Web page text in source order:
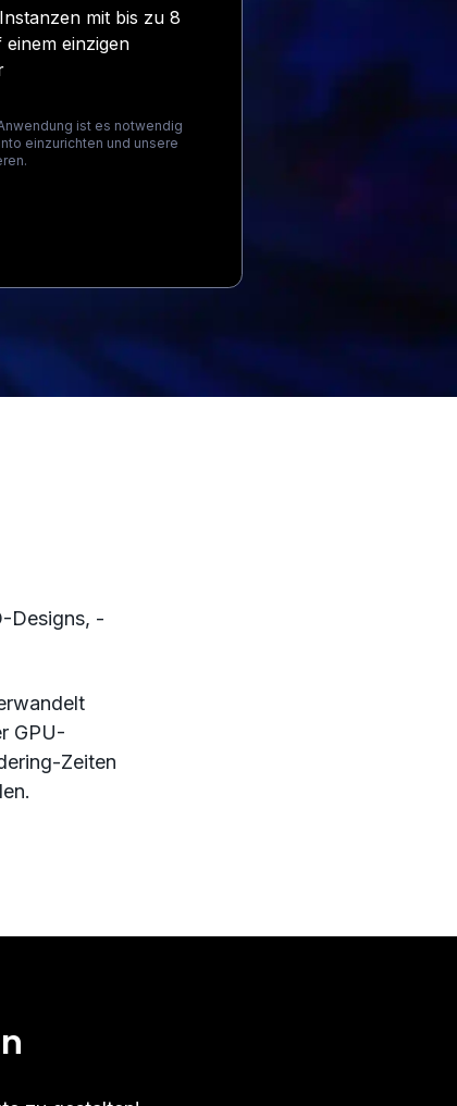
mit bis zu 8
einem einzigen
ist es notwendig
einzurichten und unsere
Designs, -
GPU-
Zeiten